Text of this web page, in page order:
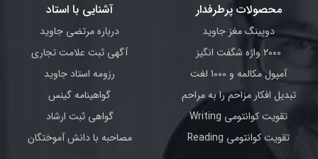
محصولات پرطرفدار
دوپینگ مغز جاوید
2000 واژه شگفت انگیز
آمپول مکالمه و 1000 لغت
تبدیل افکار مزاحم را به مراحم
تقویت کوانتومی Writing
تقویت کوانتومی Reading
آشنایی با استاد
درباره مرتضی جاوید
آگهی ثبت علامت تجاری
رزومه استاد جاوید
گواهینامه گینس
گواهی ثبت ارشاد
مصاحبه با دانش آموختگان